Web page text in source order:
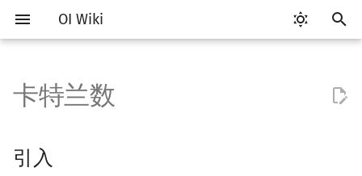
OI Wiki
始
Getting Started
关于本项目
比赛相关简介
赛事
工具软件简介
代码编辑工具
语言基础简介
C++ 基础
算法基础简介
复杂度
搜索部分简介
DFS（搜索）
动态规划部分简介
动态规划基础
字符串部分简介
字符串基础
数字系统简介
进位制
数论基础
模算术简介
多项式与生成函数简介
代数基本定理
引入
应用
线性代数简介
向量
线性规划基础
单纯形法
基本概念
群论
基本概念
条件概率与独立性
博弈论简介
公平组合游戏
插值
数值积分
数据结构部分简介
栈
图论部分简介
图论相关概念
计算几何部分简介
二维计算几何基础
杂项简介
离散化
RMQ
并查集应用
卡特兰数
引入